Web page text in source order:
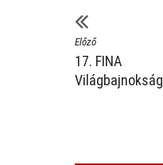
Előző
17. FINA
Világbajnokság